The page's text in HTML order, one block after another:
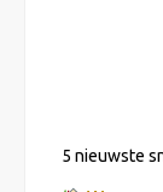
5 nieuwste